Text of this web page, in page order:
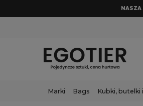
Marki Bags Kubki, butelki